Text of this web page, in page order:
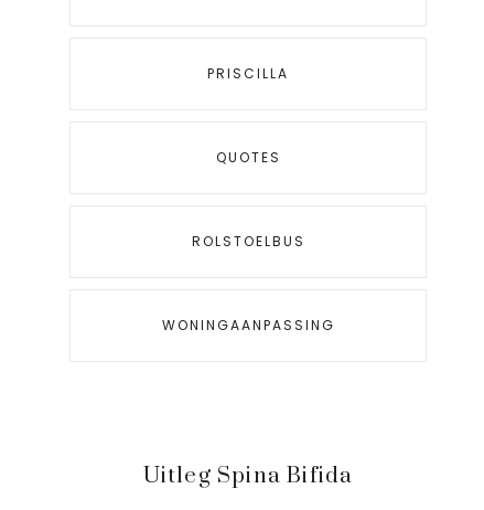
PRISCILLA
QUOTES
ROLSTOELBUS
WONINGAANPASSING
Uitleg Spina Bifida